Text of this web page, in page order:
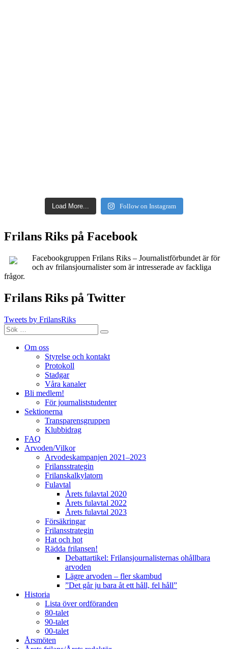
Load More... Follow on Instagram
Frilans Riks på Facebook
Facebookgruppen Frilans Riks – Journalistförbundet är för
och av frilansjournalister som är intresserade av fackliga
frågor.
Frilans Riks på Twitter
Tweets by FrilansRiks
Sök
efter:
Sök
Om oss
Styrelse och kontakt
Protokoll
Stadgar
Våra kanaler
Bli medlem!
För journaliststudenter
Sektionerna
Transparensgruppen
Klubbidrag
FAQ
Arvoden/Vilkor
Arvodeskampanjen 2021–2023
Frilansstrategin
Frilanskalkylatorn
Fulavtal
Årets fulavtal 2020
Årets fulavtal 2022
Årets fulavtal 2023
Försäkringar
Frilansstrategin
Hat och hot
Rädda frilansen!
Debattartikel: Frilansjournalisternas ohållbara
arvoden
Lägre arvoden – fler skambud
”Det går ju bara åt ett håll, fel håll”
Historia
Lista över ordföranden
80-talet
90-talet
00-talet
Årsmöten